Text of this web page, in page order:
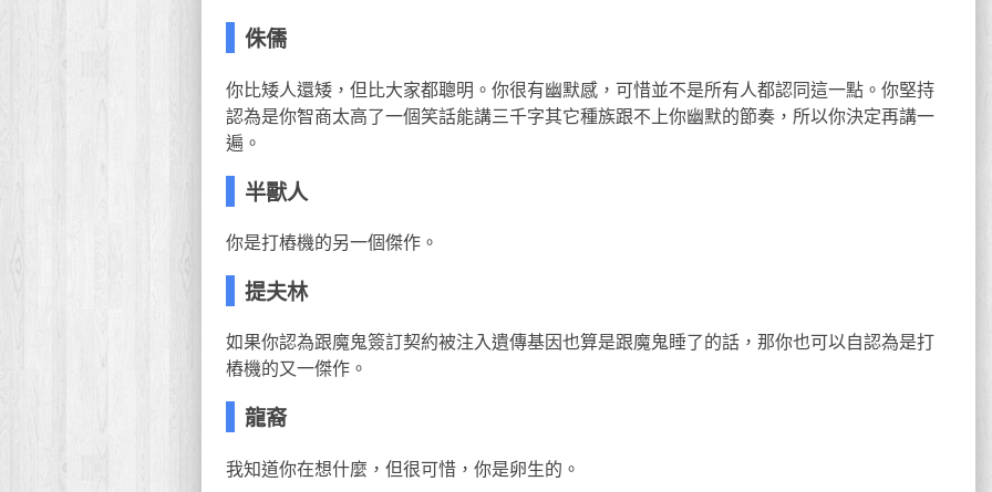
侏儒
你比矮人還矮，但比大家都聰明。你很有幽默感，可惜並不是所有人都認同這一點。你堅持
認為是你智商太高了一個笑話能講三千字其它種族跟不上你幽默的節奏，所以你決定再講一
遍。
半獸人
你是打樁機的另一個傑作。
提夫林
如果你認為跟魔鬼簽訂契約被注入遺傳基因也算是跟魔鬼睡了的話，那你也可以自認為是打
樁機的又一傑作。
龍裔
我知道你在想什麼，但很可惜，你是卵生的。